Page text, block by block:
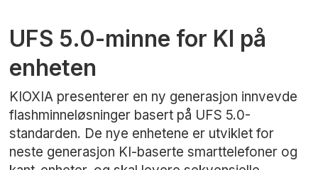
UFS 5.0-minne for KI på
enheten
KIOXIA presenterer en ny generasjon innvevde
flashminneløsninger basert på UFS 5.0-
standarden. De nye enhetene er utviklet for
neste generasjon KI-baserte smarttelefoner og